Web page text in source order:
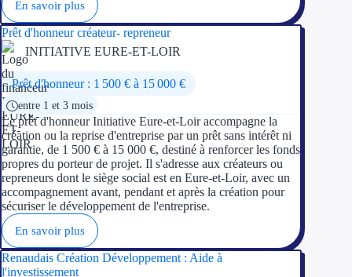
En savoir plus
Prêt d'honneur créateur- repreneur
INITIATIVE EURE-ET-LOIR
Prêt d'honneur : 1 500 € à 15 000 €
entre 1 et 3 mois
Le prêt d'honneur Initiative Eure-et-Loir accompagne la
création ou la reprise d'entreprise par un prêt sans intérêt ni
garantie, de 1 500 € à 15 000 €, destiné à renforcer les fonds
propres du porteur de projet. Il s'adresse aux créateurs ou
repreneurs dont le siège social est en Eure-et-Loir, avec un
accompagnement avant, pendant et après la création pour
sécuriser le développement de l'entreprise.
En savoir plus
Renaudais Création Développement : Aide à
l'investissement